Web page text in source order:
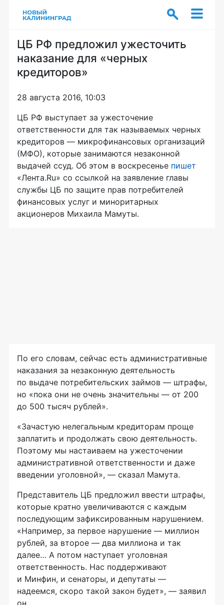
ЦБ РФ предложил ужесточить
наказание для «черных
кредиторов»
28 августа 2016, 10:03
ЦБ РФ выступает за ужесточение
ответственности для так называемых черных
кредиторов — микрофинансовых организаций
(МФО), которые занимаются незаконной
выдачей ссуд. Об этом в воскресенье пишет
«Лента.Ru» со ссылкой на заявление главы
службы ЦБ по защите прав потребителей
финансовых услуг и миноритарных
акционеров Михаила Мамуты.
По его словам, сейчас есть административные
наказания за незаконную деятельность
по выдаче потребительских займов — штрафы,
но «пока они не очень значительны — от 200
до 500 тысяч рублей».
«Зачастую нелегальным кредиторам проще
заплатить и продолжать свою деятельность.
Поэтому мы настаиваем на ужесточении
административной ответственности и даже
введении уголовной», — сказал Мамута.
Представитель ЦБ предложил ввести штрафы,
которые кратно увеличиваются с каждым
последующим зафиксированным нарушением.
«Например, за первое нарушение — миллион
рублей, за второе — два миллиона и так
далее… А потом наступает уголовная
ответственность. Нас поддерживают
и Минфин, и сенаторы, и депутаты —
надеемся, скоро такой закон будет», — заявил
он.